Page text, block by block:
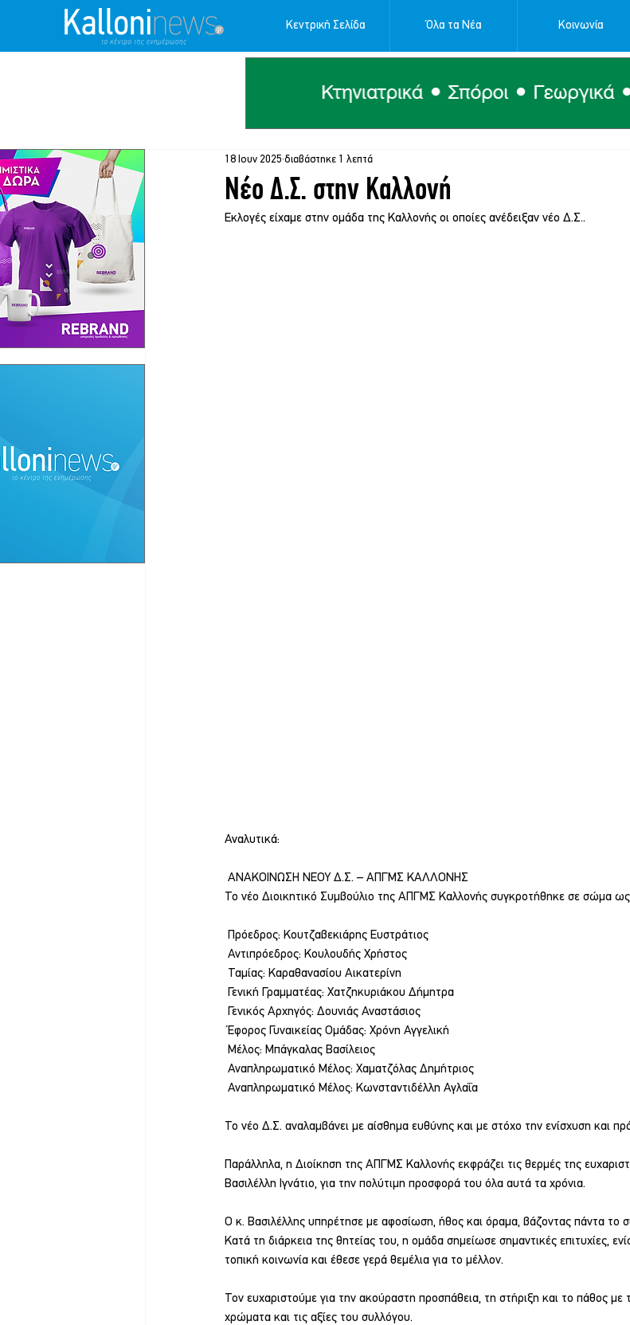
Κεντρική Σελίδα Όλα τα Νέα Κοινωνία
Νέο Δ.Σ. στην Καλλονή
18 Ιουν 2025 διαβάστηκε 1 λεπτά
Εκλογές είχαμε στην ομάδα της Καλλονής οι οποίες ανέδειξαν νέο Δ.Σ..
Αναλυτικά:
ΑΝΑΚΟΙΝΩΣΗ ΝΕΟΥ Δ.Σ. – ΑΠΓΜΣ ΚΑΛΛΟΝΗΣ
Το νέο Διοικητικό Συμβούλιο της ΑΠΓΜΣ Καλλονής συγκροτήθηκε σε σώμα ως
Πρόεδρος: Κουτζαβεκιάρης Ευστράτιος
Αντιπρόεδρος: Κουλουδής Χρήστος
Ταμίας: Καραθανασίου Αικατερίνη
Γενική Γραμματέας: Χατζηκυριάκου Δήμητρα
Γενικός Αρχηγός: Δουνιάς Αναστάσιος
Έφορος Γυναικείας Ομάδας: Χρόνη Αγγελική
Μέλος: Μπάγκαλας Βασίλειος
Αναπληρωματικό Μέλος: Χαματζόλας Δημήτριος
Αναπληρωματικό Μέλος: Κωνσταντιδέλλη Αγλαΐα
Το νέο Δ.Σ. αναλαμβάνει με αίσθημα ευθύνης και με στόχο την ενίσχυση και
Παράλληλα, η Διοίκηση της ΑΠΓΜΣ Καλλονής εκφράζει τις θερμές της
Βασιλέλλη Ιγνάτιο, για την πολύτιμη προσφορά του όλα αυτά τα χρόνια.
Ο κ. Βασιλέλλης υπηρέτησε με αφοσίωση, ήθος και όραμα, βάζοντας πάντα το
Κατά τη διάρκεια της θητείας του, η ομάδα σημείωσε σημαντικές επιτυχίες,
τοπική κοινωνία και έθεσε γερά θεμέλια για το μέλλον.
Τον ευχαριστούμε για την ακούραστη προσπάθεια, τη στήριξη και το πάθος με
χρώματα και τις αξίες του συλλόγου.